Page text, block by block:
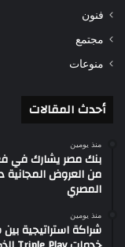
فنون
مجتمع
منوعات
أحدث المقالات
منذ يومين
بنك مصر يشارك في
من العروض المجانية
المصري
منذ يومين
شراكة استراتيجية